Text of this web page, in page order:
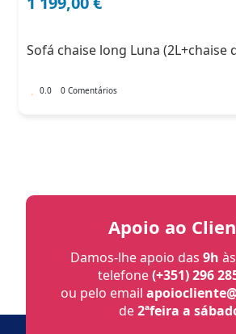
1
1
Sofá chaise long Luna (2L+chaise
0.0 0 Comentários
Apoio ao
Damos-lhe apoio das 9h às
telefone(+351) 296
ou pelo email
de2ªfeira a